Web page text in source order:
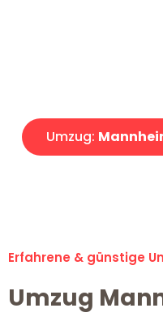
Umzug:
Erfahrene & günstige
Umzug